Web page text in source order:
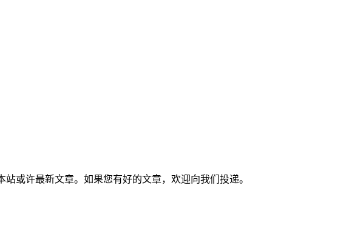
或许最新文章。如果您有好的文章，欢迎向我们投递。